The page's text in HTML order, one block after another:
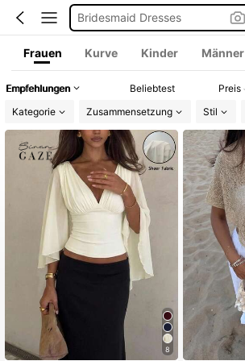
Burkini
Schwangerschaft
Shein
Corset Dresses
Cover Up Strand
Bikini
Linen
Frauen Kurve Kinder Männer
Empfehlungen Beliebtest Preis
Kategorie
Zusammensetzung Stil
8